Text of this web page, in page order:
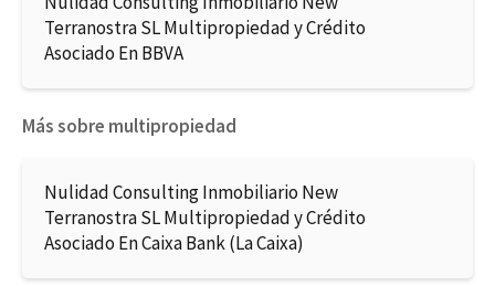
Terranostra SL Multipropiedad y Crédito
Asociado En BBVA
Más sobre multipropiedad
Nulidad Consulting Inmobiliario New
Terranostra SL Multipropiedad y Crédito
Asociado En Caixa Bank (La Caixa)